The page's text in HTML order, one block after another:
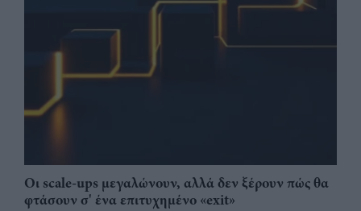
Οι scale-ups μεγαλώνουν, αλλά δεν ξέρουν πώς θα
φτάσουν σ' ένα επιτυχημένο «exit»